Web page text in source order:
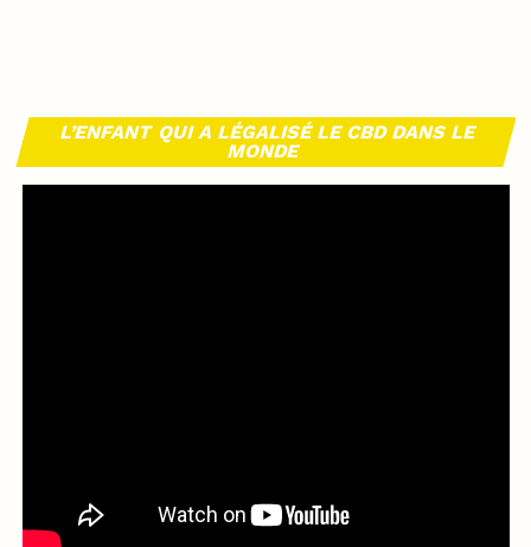
L’ENFANT QUI A LÉGALISÉ LE CBD DANS LE
MONDE